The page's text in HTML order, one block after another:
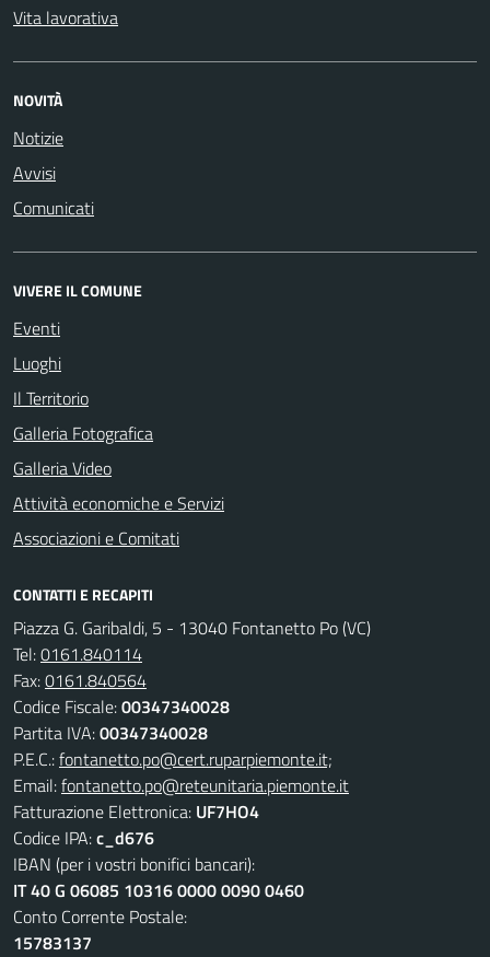
Vita lavorativa
NOVITÀ
Notizie
Avvisi
Comunicati
VIVERE IL COMUNE
Eventi
Luoghi
Il Territorio
Galleria Fotografica
Galleria Video
Attività economiche e Servizi
Associazioni e Comitati
CONTATTI E RECAPITI
Piazza G. Garibaldi, 5 - 13040 Fontanetto Po (VC)
Tel:0161.840114
Fax:0161.840564
Codice Fiscale:00347340028
Partita IVA:00347340028
P.E.C.:fontanetto.po@cert.ruparpiemonte.it;
Email:fontanetto.po@reteunitaria.piemonte.it
Fatturazione Elettronica: UF7HO4
Codice IPA:c_d676
IBAN (per i vostri bonifici bancari):
IT 40 G 06085 10316 0000 0090 0460
Conto Corrente Postale:
15783137